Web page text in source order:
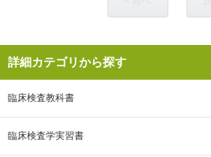
詳細カテゴリから探す
臨床検査教科書
臨床検査学実習書